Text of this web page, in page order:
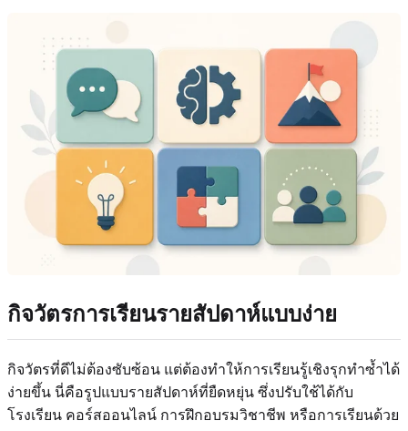
กิจวัตรการเรียนรายสัปดาห์แบบง่าย
กิจวัตรที่ดีไม่ต้องซับซ้อน แต่ต้องทำให้การเรียนรู้เชิงรุกทำซ้ำได้
ง่ายขึ้น นี่คือรูปแบบรายสัปดาห์ที่ยืดหยุ่น ซึ่งปรับใช้ได้กับ
โรงเรียน คอร์สออนไลน์ การฝึกอบรมวิชาชีพ หรือการเรียนด้วย